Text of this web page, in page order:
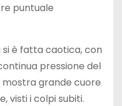
puntuale
è fatta caotica, con
pressione del
mostra grande cuore
visti i colpi subiti.